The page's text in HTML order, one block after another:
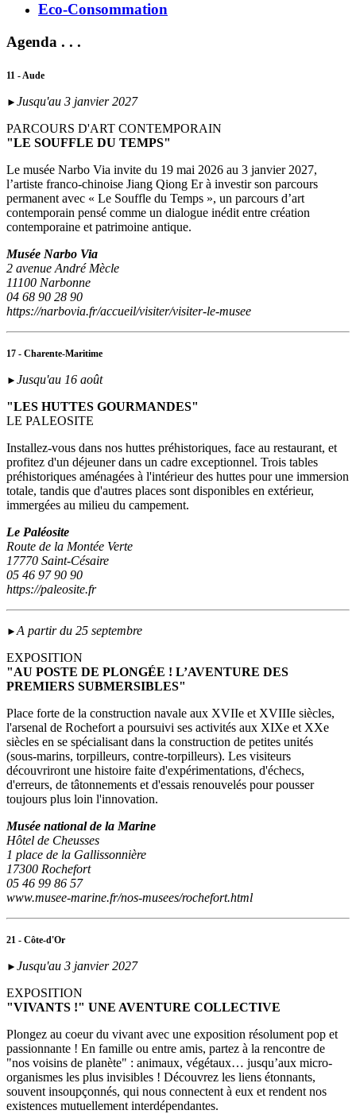
Eco-Consommation
Agenda . . .
11 - Aude
► Jusqu'au 3 janvier 2027
PARCOURS D'ART CONTEMPORAIN
"LE SOUFFLE DU TEMPS"
Le musée Narbo Via invite du 19 mai 2026 au 3 janvier 2027,
l’artiste franco-chinoise Jiang Qiong Er à investir son parcours
permanent avec « Le Souffle du Temps », un parcours d’art
contemporain pensé comme un dialogue inédit entre création
contemporaine et patrimoine antique.
Musée Narbo Via
2 avenue André Mècle
11100 Narbonne
04 68 90 28 90
https://narbovia.fr/accueil/visiter/visiter-le-musee
17 - Charente-Maritime
► Jusqu'au 16 août
"LES HUTTES GOURMANDES"
LE PALEOSITE
Installez-vous dans nos huttes préhistoriques, face au restaurant, et
profitez d'un déjeuner dans un cadre exceptionnel. Trois tables
préhistoriques aménagées à l'intérieur des huttes pour une immersion
totale, tandis que d'autres places sont disponibles en extérieur,
immergées au milieu du campement.
Le Paléosite
Route de la Montée Verte
17770 Saint-Césaire
05 46 97 90 90
https://paleosite.fr
►A partir du 25 septembre
EXPOSITION
"AU POSTE DE PLONGÉE ! L’AVENTURE DES
PREMIERS SUBMERSIBLES"
Place forte de la construction navale aux XVIIe et XVIIIe siècles,
l'arsenal de Rochefort a poursuivi ses activités aux XIXe et XXe
siècles en se spécialisant dans la construction de petites unités
(sous‑marins, torpilleurs, contre-torpilleurs). Les visiteurs
découvriront une histoire faite d'expérimentations, d'échecs,
d'erreurs, de tâtonnements et d'essais renouvelés pour pousser
toujours plus loin l'innovation.
Musée national de la Marine
Hôtel de Cheusses
1 place de la Gallissonnière
17300 Rochefort
05 46 99 86 57
www.musee-marine.fr/nos-musees/rochefort.html
21 - Côte-d'Or
► Jusqu'au 3 janvier 2027
EXPOSITION
"VIVANTS !" UNE AVENTURE COLLECTIVE
Plongez au coeur du vivant avec une exposition résolument pop et
passionnante ! En famille ou entre amis, partez à la rencontre de
"nos voisins de planète" : animaux, végétaux… jusqu’aux micro-
organismes les plus invisibles ! Découvrez les liens étonnants,
souvent insoupçonnés, qui nous connectent à eux et rendent nos
existences mutuellement interdépendantes.